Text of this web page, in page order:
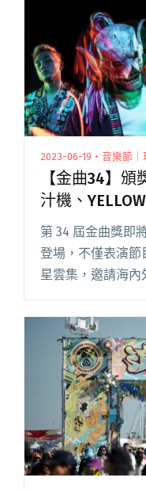
攻隊 脫拉庫「
2023-06-19・音樂節｜
【金曲34】頒獎
汁機、
樂人齊聚
第 34 屆金曲獎即
登場，不僅表演節
星雲集，邀請海內
盛會，頒獎嘉賓陣
K6 劉家凱、
"【金曲34】頒獎陣容隆
YELLOW黃宣等